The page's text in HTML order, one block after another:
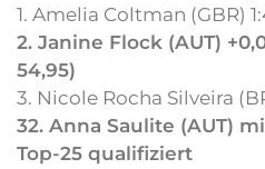
1. Amelia Coltman (GBR)
2. Janine Flock (AUT)
54,95)
3. Nicole Rocha Silveira
32. Anna Saulite (AUT)
Top-25 qualifiziert